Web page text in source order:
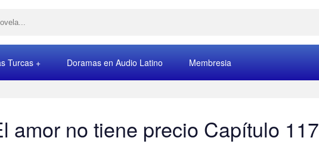
Turcas Doramas en Audio Latino Membresia
amor no tiene precio Capítulo 117